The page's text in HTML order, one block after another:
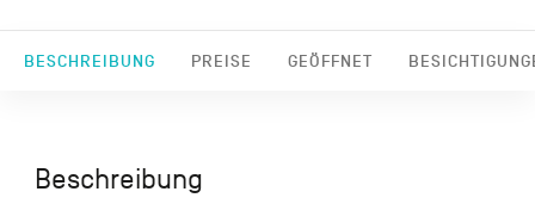
BESCHREIBUNG PREISE GEÖFFNET
Beschreibung